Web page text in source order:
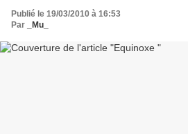
Publié le 19/03/2010 à 16:53
Par
_Mu_